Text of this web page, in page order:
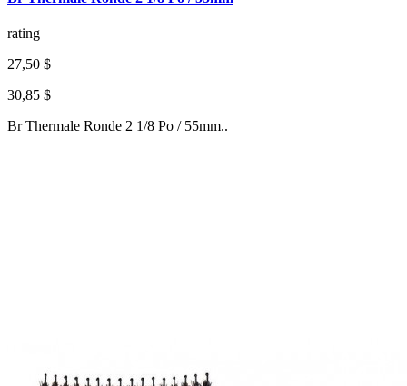
rating
27,50 $
30,85 $
Br Thermale Ronde 2 1/8 Po / 55mm..